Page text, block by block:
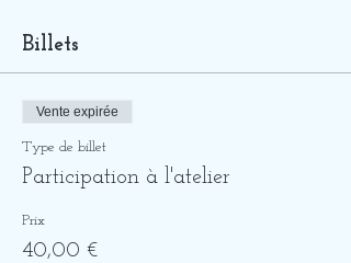
Billets
Vente expirée
Type de billet
Participation à l'atelier
Prix
40,00 €